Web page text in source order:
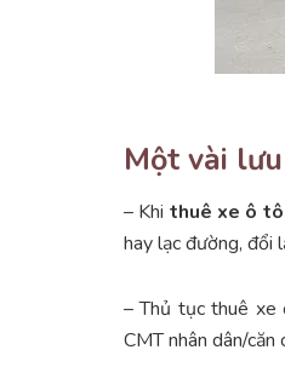
Một vài
– Khi thuê xe ô
hay lạc đường, đổi
– Thủ tục thuê xe
CMT nhân dân/